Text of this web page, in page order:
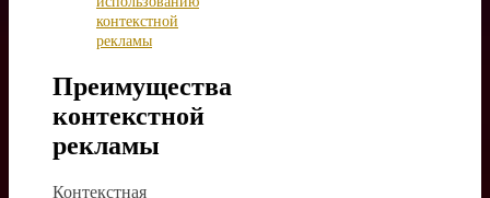
контекстной
рекламы
Преимущества
контекстной
рекламы
Контекстная